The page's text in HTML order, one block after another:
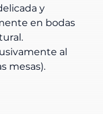
y
en bodas
al
mesas).